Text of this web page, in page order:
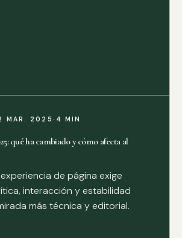
MAR. 2025 · 4 MIN
qué ha cambiado y cómo afecta al
de página exige
interacción y estabilidad
más técnica y editorial.